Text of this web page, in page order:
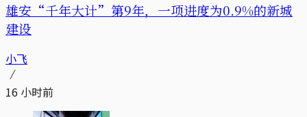
雄安“千年大计”第9年，一项进度为0.9%的新城
建设
小飞
16 小时前